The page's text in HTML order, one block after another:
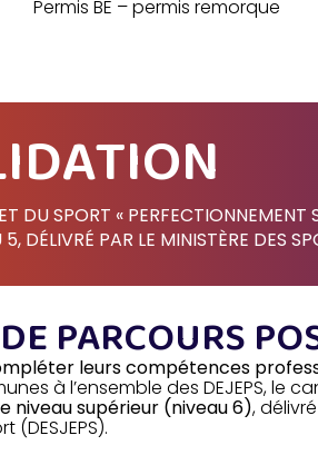
Permis BE – permis remorque
DU SPORT «
DÉLIVRÉ PAR LE MINISTÈRE DES
PARCOURS
leurs compétences
à l’ensemble des DEJEPS, le
niveau supérieur (niveau 6),